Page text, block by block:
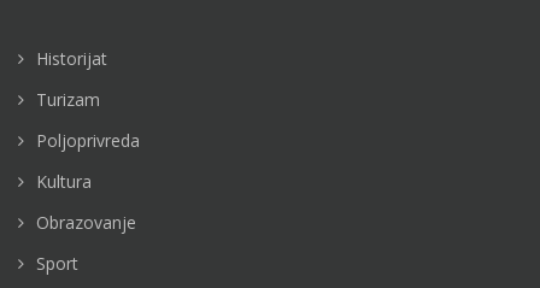
Historijat
Turizam
Poljoprivreda
Kultura
Obrazovanje
Sport